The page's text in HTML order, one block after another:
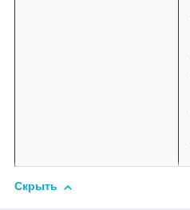
Скрыть